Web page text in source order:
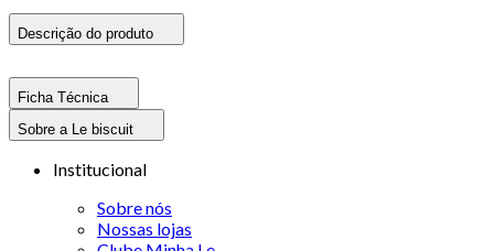
Descrição do produto
Ficha Técnica
Sobre a Le biscuit
Institucional
Sobre nós
Nossas lojas